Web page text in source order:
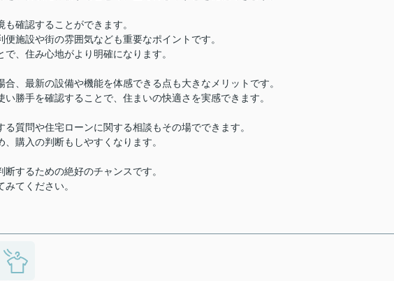
確認することができます。
施設や街の雰囲気なども重要なポイントです。
、住み心地がより明確になります。
、最新の設備や機能を体感できる点も大きなメリットです。
勝手を確認することで、住まいの快適さを実感できます。
質問や住宅ローンに関する相談もその場でできます。
購入の判断もしやすくなります。
するための絶好のチャンスです。
てください。